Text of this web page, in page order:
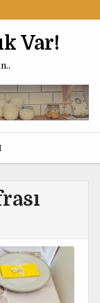
Var!